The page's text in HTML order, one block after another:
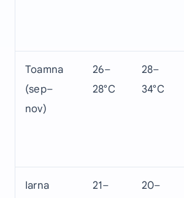
Toamna
(sep–
nov)
26–
28°C
28–
34°C
Iarna
21–
20–